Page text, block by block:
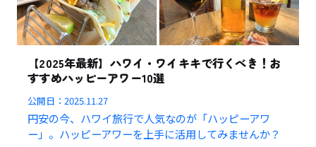
【2025年最新】ハワイ・ワイキキで行くべき！お
すすめハッピーアワー10選
公開日：2025.11.27
円安の今、ハワイ旅行で人気なのが「ハッピーアワ
ー」。ハッピーアワーを上手に活用してみませんか？